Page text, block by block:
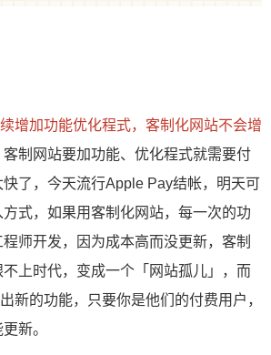
增加功能优化程式，客制化网站不会增
客制网站要加功能、优化程式就需要付
了，今天流行Apple Pay结帐，明天可
式，如果用客制化网站，每一次的功
师开发，因为成本高而没更新，客制
上时代，变成一个「网站孤儿」，而
新的功能，只要你是他们的付费用户，
新。